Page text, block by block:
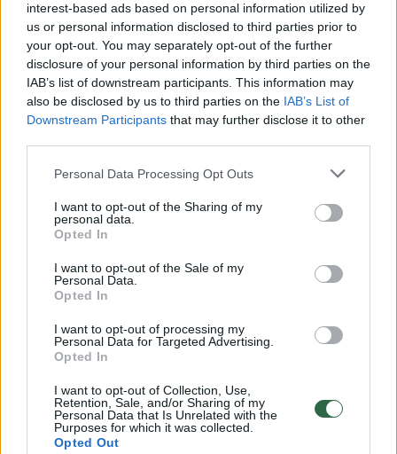
interest-based ads based on personal information utilized by
us or personal information disclosed to third parties prior to
your opt-out. You may separately opt-out of the further
disclosure of your personal information by third parties on the
IAB’s list of downstream participants. This information may
also be disclosed by us to third parties on the IAB’s List of
Downstream Participants that may further disclose it to other
Personal Data Processing Opt Outs
I want to opt-out of the Sharing of my
personal data.
Opted In
I want to opt-out of the Sale of my
Personal Data.
Opted In
I want to opt-out of processing my
Personal Data for Targeted Advertising.
Opted In
I want to opt-out of Collection, Use,
Retention, Sale, and/or Sharing of my
Personal Data that Is Unrelated with the
Purposes for which it was collected.
Opted Out
„Apple“ iš savo naujausių
išmaniųjų laikrodžių ketina
„Epic“
byla
Praėjusiais metais Rusijos teismas atmetė
„Apple“ skundą dėl šios baudos.
„2024 m. sausio 19 d. „Apple“ sumokėjo
baudą. Lėšos buvo pervestos į Rusijos
Federacijos biudžetą“, – pirmadienį
pareiškime nurodė FAS.